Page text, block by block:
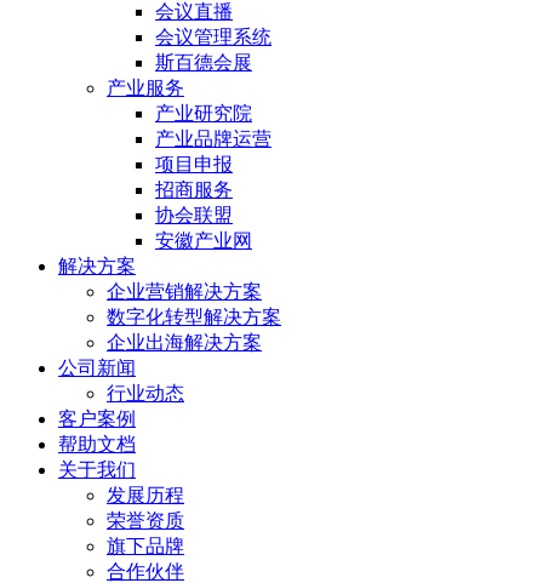
会议直播
会议管理系统
斯百德会展
产业服务
产业研究院
产业品牌运营
项目申报
招商服务
协会联盟
安徽产业网
解决方案
企业营销解决方案
数字化转型解决方案
企业出海解决方案
公司新闻
行业动态
客户案例
帮助文档
关于我们
发展历程
荣誉资质
旗下品牌
合作伙伴